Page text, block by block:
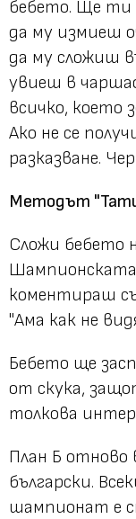
бебето. Ще ти
да му измиеш
да му сложиш
увиеш в
всичко, което
Ако не се
разказване.
Методът
Сложи бебето
Шампионската
коментираш
"Ама как не
Бебето ще
от скука,
толкова
План Б отново
български.
шампионат е